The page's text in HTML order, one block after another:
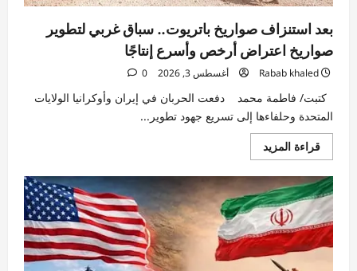
بعد استنزاف صواريخ باتريوت.. سباق غربي لتطوير
صواريخ اعتراض أرخص وأسرع إنتاجًا
Rabab khaled أغسطس 3, 2026 0
كتبت/ فاطمة محمد دفعت الحربان في إيران وأوكرانيا الولايات
المتحدة وحلفاءها إلى تسريع جهود تطوير...
قراءة المزيداقرأ
المزيد
بعد
استنزاف
صواريخ
باتريوت..
سباق
غربي
لتطوير
صواريخ